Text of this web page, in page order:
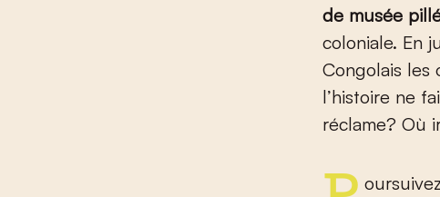
de musée
coloniale. En
Congolais les
l’histoire ne
réclame? Où